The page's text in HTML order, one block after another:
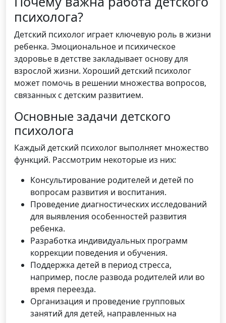
психолога?
Детский психолог играет ключевую роль в жизни
ребенка. Эмоциональное и психическое
здоровье в детстве закладывает основу для
взрослой жизни. Хороший детский психолог
может помочь в решении множества вопросов,
связанных с детским развитием.
Основные задачи детского
психолога
Каждый детский психолог выполняет множество
функций. Рассмотрим некоторые из них:
Консультирование родителей и детей по
вопросам развития и воспитания.
Проведение диагностических исследований
для выявления особенностей развития
ребенка.
Разработка индивидуальных программ
коррекции поведения и обучения.
Поддержка детей в период стресса,
например, после развода родителей или во
время переезда.
Организация и проведение групповых
занятий для детей, направленных на